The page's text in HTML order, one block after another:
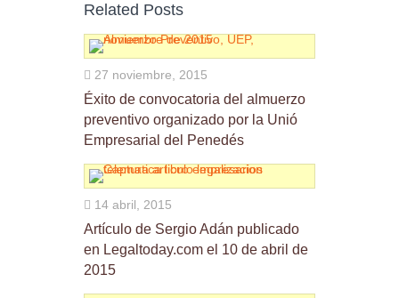
Related Posts
27 noviembre, 2015
Éxito de convocatoria del almuerzo
preventivo organizado por la Unió
Empresarial del Penedés
14 abril, 2015
Artículo de Sergio Adán publicado
en Legaltoday.com el 10 de abril de
2015